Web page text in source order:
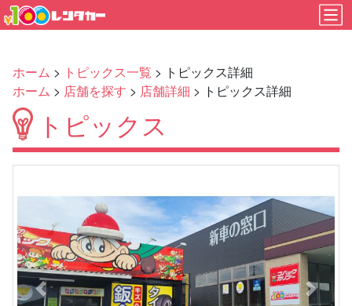
ホーム > トピックス一覧 > トピックス詳細
ホーム > 店舗を探す > 店舗詳細 > トピックス詳細
トピックス
Previous Next